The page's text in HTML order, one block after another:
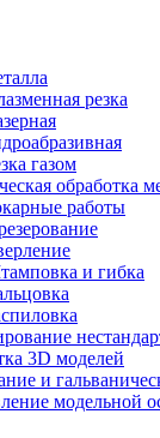
резка
газом
обработка
работы
и гибка
3D моделей
и
модельной